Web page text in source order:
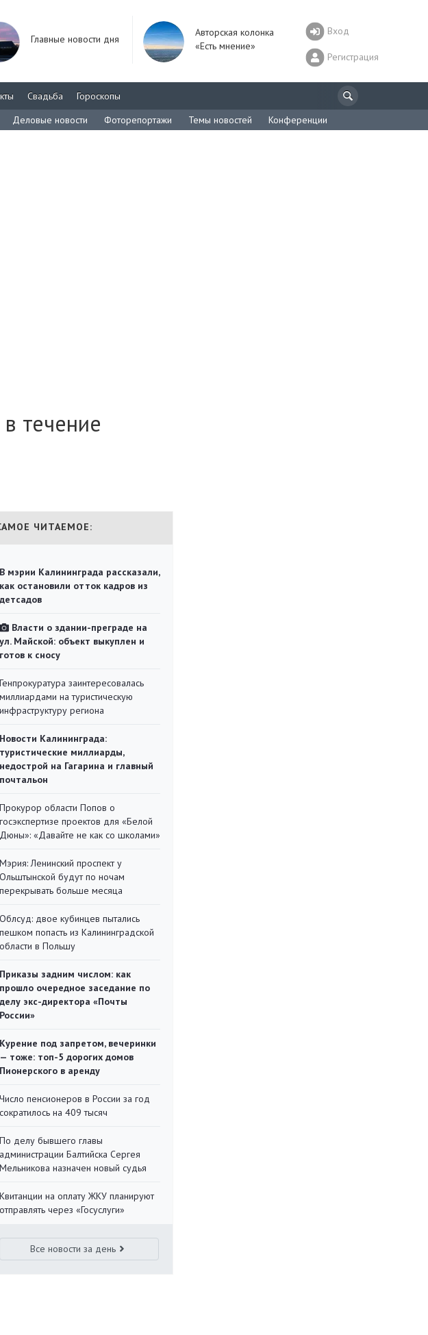
Главные новости дня
Авторская колонка
«Есть мнение»
Вход
Регистрация
Свадьба
Гороскопы
Деловые новости Фоторепортажи Темы новостей Конференции
течение
ЧИТАЕМОЕ:
В мэрии Калининграда рассказали,
как остановили отток кадров из
детсадов
Власти о здании-преграде на
ул. Майской: объект выкуплен и
готов к сносу
Генпрокуратура заинтересовалась
миллиардами на туристическую
инфраструктуру региона
Новости Калининграда:
туристические миллиарды,
недострой на Гагарина и главный
почтальон
Прокурор области Попов о
госэкспертизе проектов для «Белой
Дюны»: «Давайте не как со школами»
Мэрия: Ленинский проспект у
Ольштынской будут по ночам
перекрывать больше месяца
Облсуд: двое кубинцев пытались
пешком попасть из Калининградской
области в Польшу
Приказы задним числом: как
прошло очередное заседание по
делу экс-директора «Почты
России»
Курение под запретом, вечеринки
— тоже: топ-5 дорогих домов
Пионерского в аренду
Число пенсионеров в России за год
сократилось на 409 тысяч
По делу бывшего главы
администрации Балтийска Сергея
Мельникова назначен новый судья
Квитанции на оплату ЖКУ планируют
отправлять через «Госуслуги»
Все новости за день